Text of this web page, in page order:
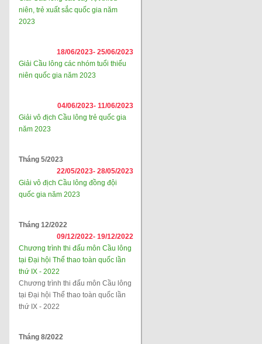
niên, trẻ xuất sắc quốc gia năm
2023
18/06/2023- 25/06/2023
Giải Cầu lông các nhóm tuổi thiếu
niên quốc gia năm 2023
04/06/2023- 11/06/2023
Giải vô địch Cầu lông trẻ quốc gia
năm 2023
Tháng 5/2023
22/05/2023- 28/05/2023
Giải vô địch Cầu lông đồng đội
quốc gia năm 2023
Tháng 12/2022
09/12/2022- 19/12/2022
Chương trình thi đấu môn Cầu lông
tại Đại hội Thể thao toàn quốc lần
thứ IX - 2022
Chương trình thi đấu môn Cầu lông
tại Đại hội Thể thao toàn quốc lần
thứ IX - 2022
Tháng 8/2022